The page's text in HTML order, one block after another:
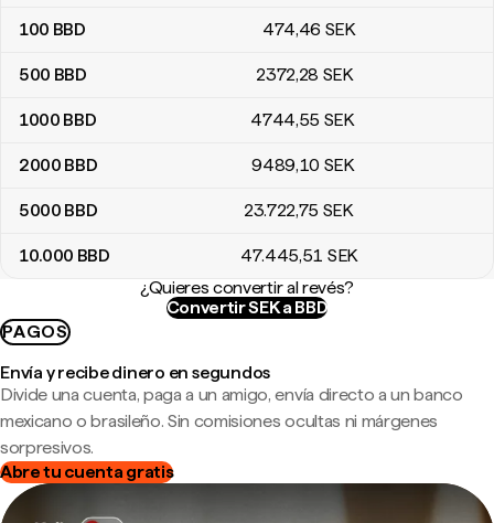
100 BBD 474,46 SEK
500 BBD 2372,28 SEK
1000 BBD 4744,55 SEK
2000 BBD 9489,10 SEK
5000 BBD 23.722,75 SEK
10.000 BBD 47.445,51 SEK
¿Quieres convertir al revés?
Convertir SEK a BBD
PAGOS
Envía y recibe dinero en segundos
Divide una cuenta, paga a un amigo, envía directo a un banco
mexicano o brasileño. Sin comisiones ocultas ni márgenes
sorpresivos.
Abre tu cuenta gratis